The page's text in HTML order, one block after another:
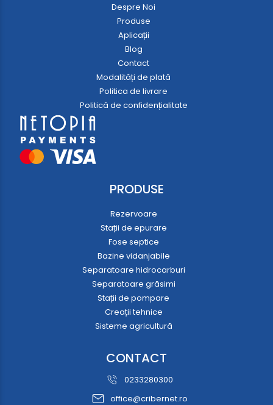
Despre Noi
Produse
Aplicații
Blog
Contact
Modalități de plată
Politica de livrare
Politică de confidențialitate
PRODUSE
Rezervoare
Stații de epurare
Fose septice
Bazine vidanjabile
Separatoare hidrocarburi
Separatoare grăsimi
Stații de pompare
Creații tehnice
Sisteme agricultură
CONTACT
0233280300
office@cribernet.ro